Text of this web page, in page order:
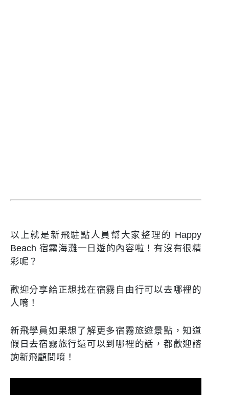
以上就是新飛駐點人員幫大家整理的 Happy
Beach 宿霧海灘一日遊的內容啦！有沒有很精
彩呢？
歡迎分享給正想找在宿霧自由行可以去哪裡的
人唷！
新飛學員如果想了解更多宿霧旅遊景點，知道
假日去宿霧旅行還可以到哪裡的話，都歡迎諮
詢新飛顧問唷！